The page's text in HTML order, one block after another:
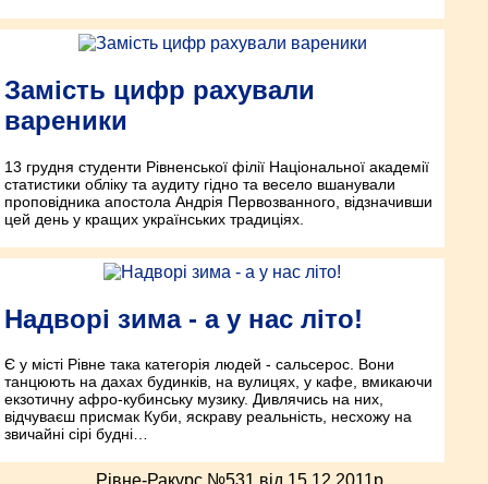
Замість цифр рахували
вареники
13 грудня студенти Рівненської філії Національної академії
статистики обліку та аудиту гідно та весело вшанували
проповідника апостола Андрія Первозванного, відзначивши
цей день у кращих українських традиціях.
Надворі зима - а у нас літо!
Є у місті Рівне така категорія людей - сальсерос. Вони
танцюють на дахах будинків, на вулицях, у кафе, вмикаючи
екзотичну афро-кубинську музику. Дивлячись на них,
відчуваєш присмак Куби, яскраву реальність, несхожу на
звичайні сірі будні…